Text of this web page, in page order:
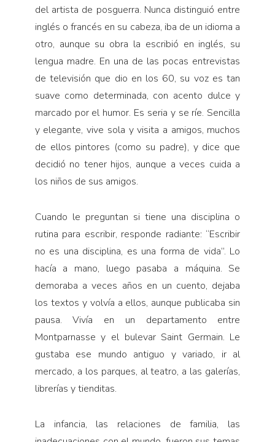
del artista de posguerra. Nunca distinguió entre
inglés o francés en su cabeza, iba de un idioma a
otro, aunque su obra la escribió en inglés, su
lengua madre. En una de las pocas entrevistas
de televisión que dio en los 60, su voz es tan
suave como determinada, con acento dulce y
marcado por el humor. Es seria y se ríe. Sencilla
y elegante, vive sola y visita a amigos, muchos
de ellos pintores (como su padre), y dice que
decidió no tener hijos, aunque a veces cuida a
los niños de sus amigos.
Cuando le preguntan si tiene una disciplina o
rutina para escribir, responde radiante: “Escribir
no es una disciplina, es una forma de vida”. Lo
hacía a mano, luego pasaba a máquina. Se
demoraba a veces años en un cuento, dejaba
los textos y volvía a ellos, aunque publicaba sin
pausa. Vivía en un departamento entre
Montparnasse y el bulevar Saint Germain. Le
gustaba ese mundo antiguo y variado, ir al
mercado, a los parques, al teatro, a las galerías,
librerías y tienditas.
La infancia, las relaciones de familia, las